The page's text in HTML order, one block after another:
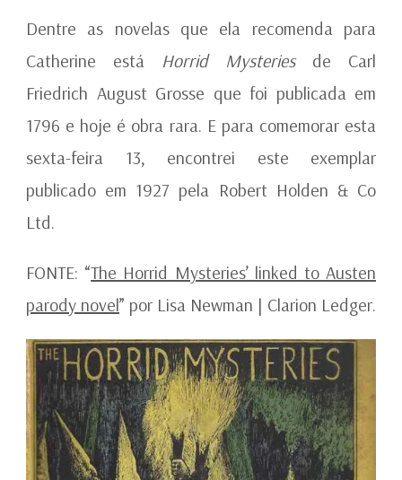
Dentre as novelas que ela recomenda para
Catherine está Horrid Mysteriesde Carl
Friedrich August Grosse que foi publicada em
1796 e hoje é obra rara. E para comemorar esta
sexta-feira 13, encontrei este exemplar
publicado em 1927 pela Robert Holden & Co
Ltd.
FONTE: “The Horrid Mysteries’ linked to Austen
parody novel” por Lisa Newman | Clarion Ledger.